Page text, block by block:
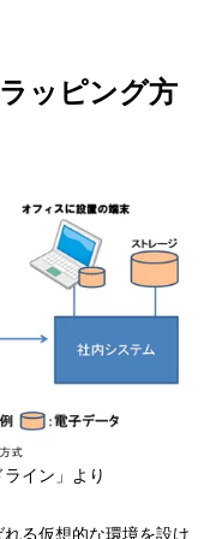
ッピング方
イン」より
る仮想的な環境を設け